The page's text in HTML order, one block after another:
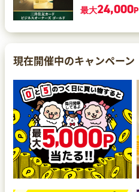
最大24,000P
現在開催中のキャンペーン